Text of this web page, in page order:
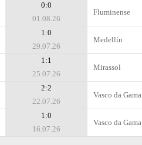
0:0
01.08.26
Fluminense
1:0
29.07.26
Medellín
1:1
25.07.26
Mirassol
2:2
22.07.26
Vasco da Gama
1:0
16.07.26
Vasco da Gama